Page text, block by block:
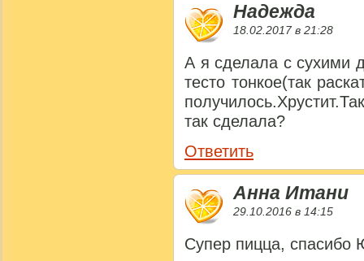
Надежда
18.02.2017 в 21:28
А я сделала с сухими
тесто тонкое(так
так сделала?
Ответить
Анна Итани
29.10.2016 в 14:15
Супер пицца,